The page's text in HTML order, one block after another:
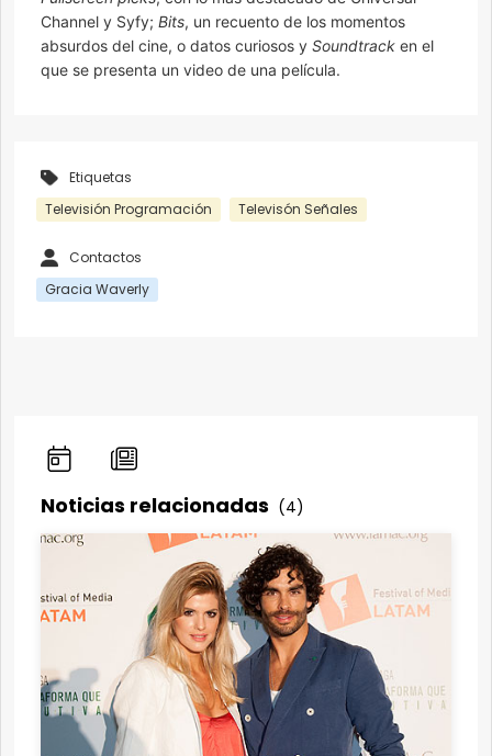
Channel y Syfy; Bits, un recuento de los momentos
absurdos del cine, o datos curiosos y Soundtrack en el
que se presenta un video de una película.
Etiquetas
Televisión Programación
Televisón Señales
Contactos
Gracia Waverly
Noticias relacionadas (4)